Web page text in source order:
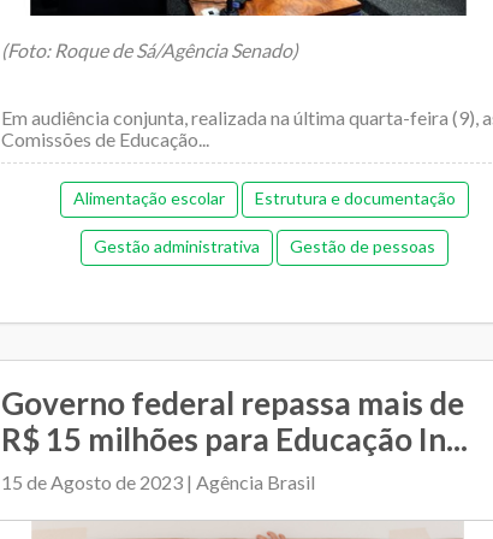
(Foto: Roque de Sá/Agência Senado)
Em audiência conjunta, realizada na última quarta-feira (9),
Comissões de Educação...
Alimentação escolar Estrutura e documentação
Gestão administrativa Gestão de pessoas
Plano Municipal de Educação Regime de colaboração
Relacionamento entre SME e escolas Transporte escolar
Governo federal repassa mais de
R$ 15 milhões para Educação In...
15 de Agosto de 2023 | Agência Brasil